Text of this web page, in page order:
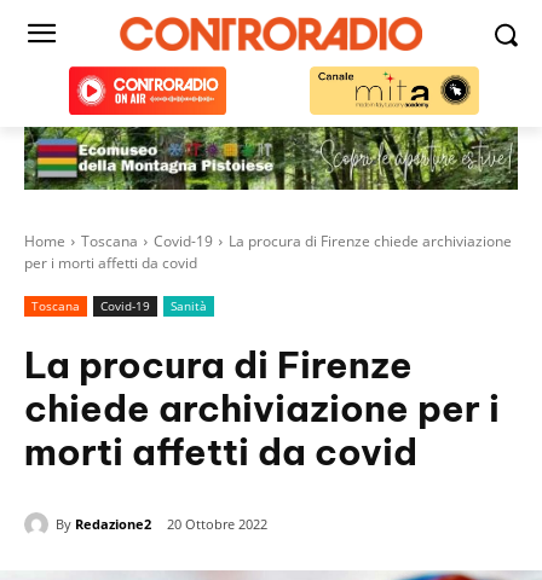
Home Toscana Covid-19
La procura di Firenze chiede archiviazione
per i morti affetti da covid
Toscana Covid-19 Sanità
La procura di Firenze
chiede archiviazione per i
morti affetti da covid
By Redazione2 20 Ottobre 2022